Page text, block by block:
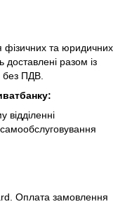
фізичних та юридичних
доставлені разом із
без ПДВ.
Оплата замовлення